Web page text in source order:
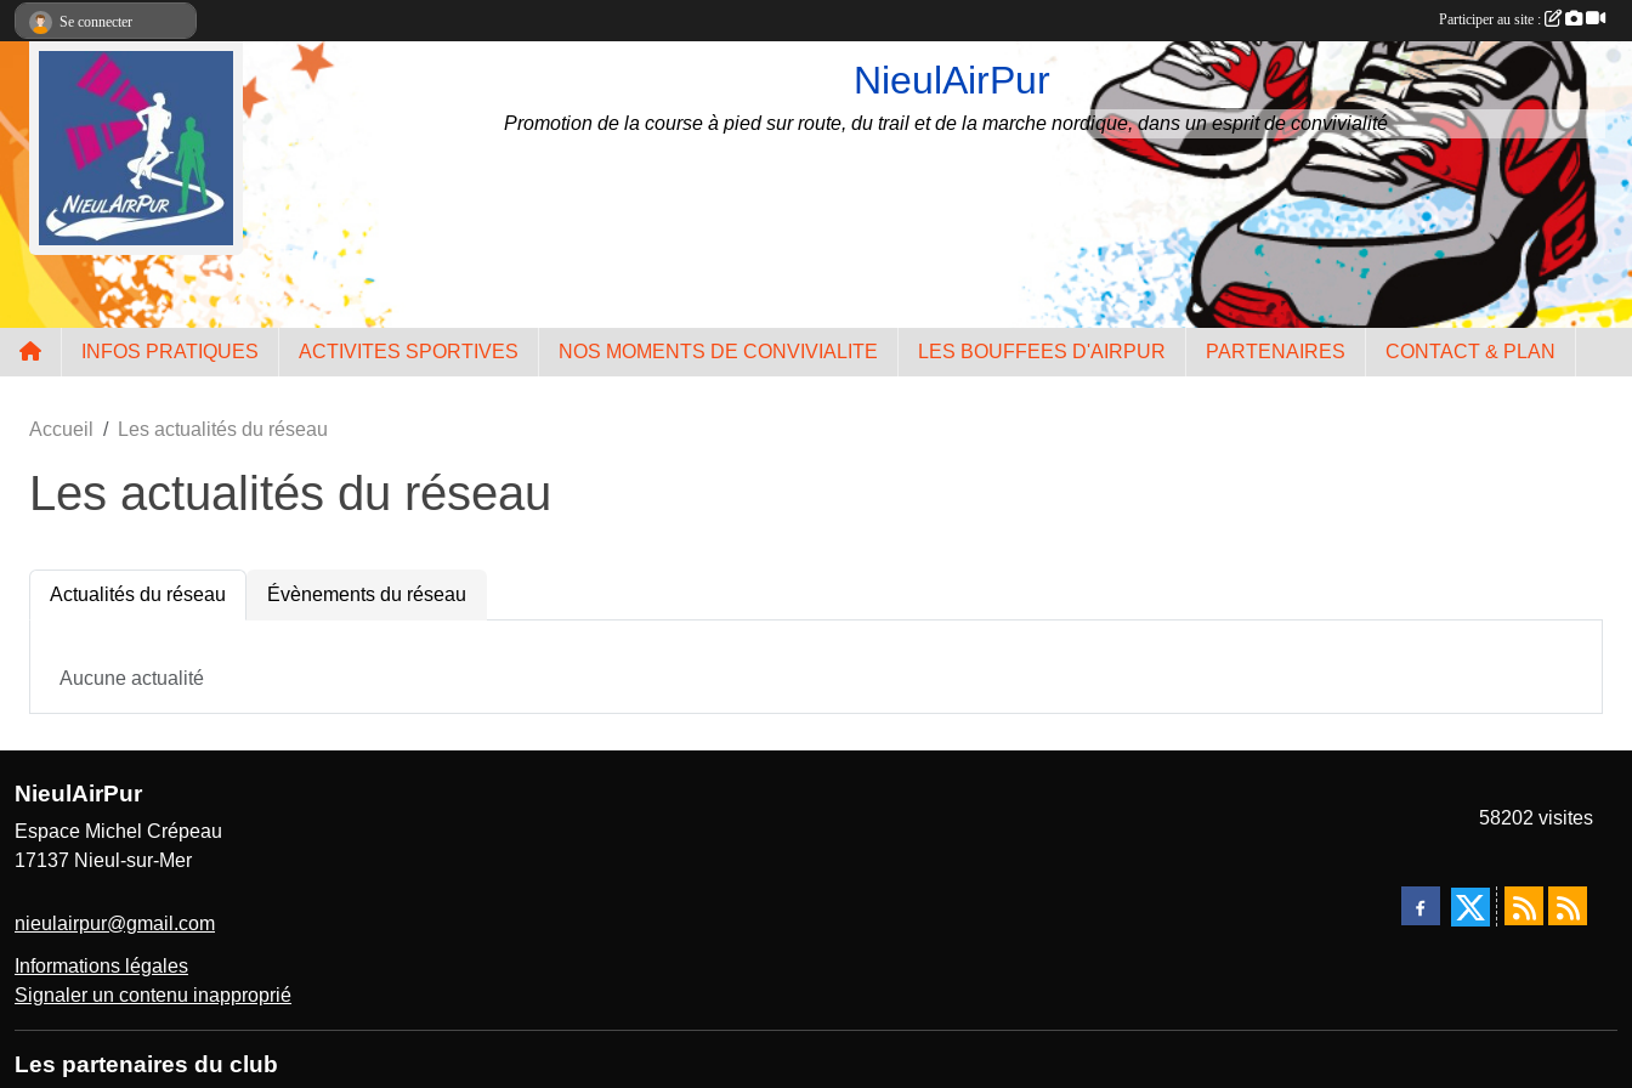
NieulAirPur
Promotion de la course à pied sur route, du trail et de la marche nordique, dans un esprit de convivialité
INFOS PRATIQUES ACTIVITES SPORTIVES NOS MOMENTS DE CONVIVIALITE LES BOUFFEES D'AIRPUR PARTENAIRES CONTACT & PLAN
Accueil Les actualités du réseau
Les actualités du réseau
Actualités du réseau Évènements du réseau
Aucune actualité
NieulAirPur
Espace Michel Crépeau
17137 Nieul-sur-Mer
nieulairpur@gmail.com
Informations légales
Signaler un contenu inapproprié
58202 visites
Les partenaires du club
Se connecter Participer au site :
Panneau de gestion des cookies